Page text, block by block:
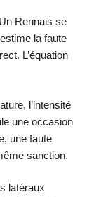
Rennais se
la faute
L’équation
l’intensité
une occasion
une faute
sanction.
latéraux